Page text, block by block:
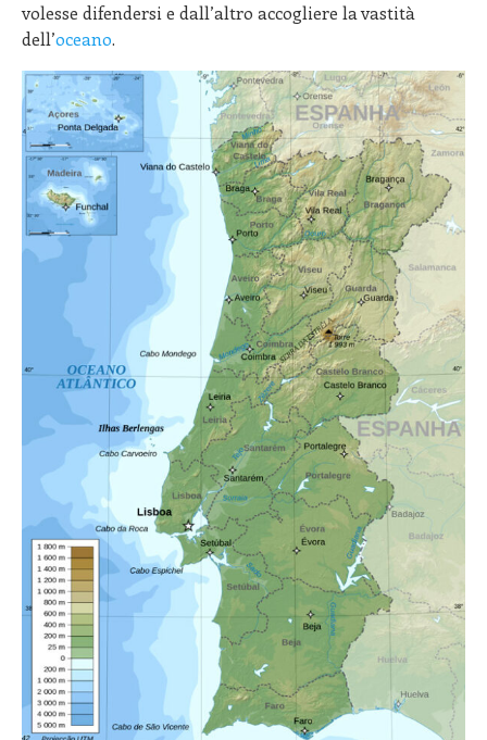
volesse difendersi e dall’altro accogliere la vastità
dell’oceano.